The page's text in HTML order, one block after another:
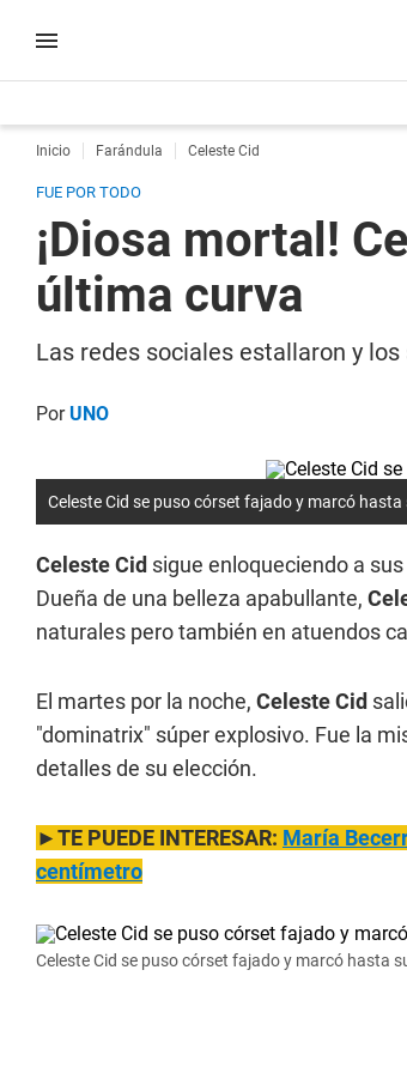
Inicio Farándula Celeste Cid
FUE POR TODO
¡Diosa mortal!
última curva
Las redes sociales estallaron y
PorUNO
Celeste Cid se puso córset fajado y marcó
Celeste Cid sigue enloqueciendo a
Dueña de una belleza apabullante,
naturales pero también en atuendos
El martes por la noche, Celeste Cid
"dominatrix" súper explosivo. Fue la
detalles de su elección.
►TE PUEDE INTERESAR: María
centímetro
Celeste Cid se puso córset fajado y marcó hasta